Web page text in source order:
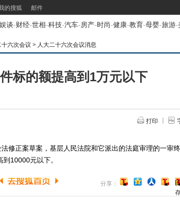
的搜狐 邮件
娱谈-财经-世相-科技-汽车-房产-时尚-健康-教育-母婴-旅游-
六次会议 > 人大二十六次会议消息
标的额提高到1万元以下
打印
正案草案，基层人民法院和它派出的法庭审理的一审
10000元以下。
分享：
[